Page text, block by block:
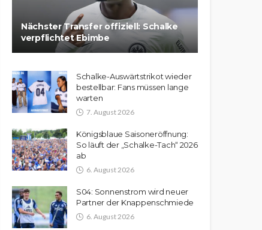
Nächster Transfer offiziell: Schalke
verpflichtet Ebimbe
Schalke-Auswärtstrikot wieder
bestellbar: Fans müssen lange
warten
7. August 2026
Königsblaue Saisoneröffnung:
So läuft der „Schalke-Tach“ 2026
ab
6. August 2026
S04: Sonnenstrom wird neuer
Partner der Knappenschmiede
6. August 2026